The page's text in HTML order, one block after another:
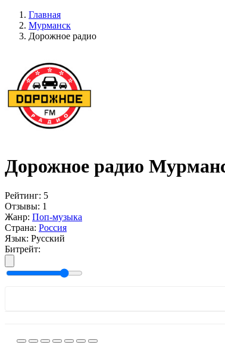
Главная
Мурманск
Дорожное радио
Дорожное радио
Рейтинг: 5
Отзывы: 1
Жанр: Поп-музыка
Страна: Россия
Язык: Русский
Битрейт: